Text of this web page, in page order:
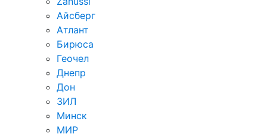
Айсберг
Атлант
Бирюса
Геочел
Днепр
Дон
ЗИЛ
Минск
МИР